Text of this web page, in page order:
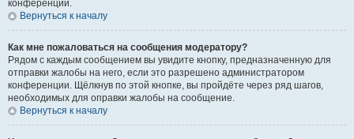
конференции.
Вернуться к началу
Как мне пожаловаться на сообщения модератору?
Рядом с каждым сообщением вы увидите кнопку, предназначенную для
отправки жалобы на него, если это разрешено администратором
конференции. Щёлкнув по этой кнопке, вы пройдёте через ряд шагов,
необходимых для оправки жалобы на сообщение.
Вернуться к началу